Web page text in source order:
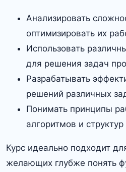
Анализировать
оптимизировать их
Использовать
для решения задач
Разрабатывать
решений различных
Понимать принципы
алгоритмов и
Курс идеально подходит
желающих глубже понять